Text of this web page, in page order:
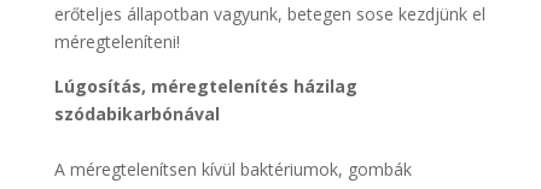
erőteljes állapotban vagyunk, betegen sose kezdjünk el
méregteleníteni!
Lúgosítás, méregtelenítés házilag
szódabikarbónával
A méregtelenítsen kívül baktériumok, gombák